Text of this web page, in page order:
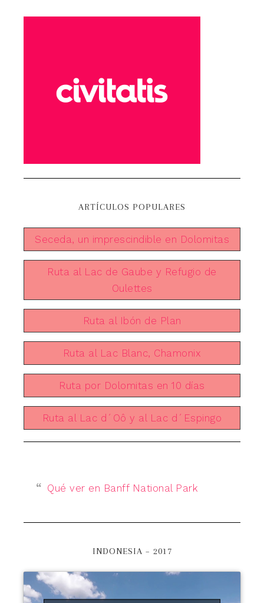
ARTÍCULOS POPULARES
Seceda, un imprescindible en Dolomitas
Ruta al Lac de Gaube y Refugio de
Oulettes
Ruta al Ibón de Plan
Ruta al Lac Blanc, Chamonix
Ruta por Dolomitas en 10 días
Ruta al Lac d´Oô y al Lac d´Espingo
Qué ver en Banff National Park
INDONESIA – 2017